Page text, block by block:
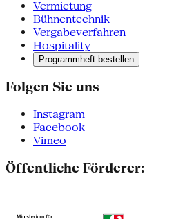
Vermietung
Bühnentechnik
Vergabeverfahren
Hospitality
Programmheft bestellen
Folgen Sie uns
Instagram
Facebook
Vimeo
Öffentliche Förderer: